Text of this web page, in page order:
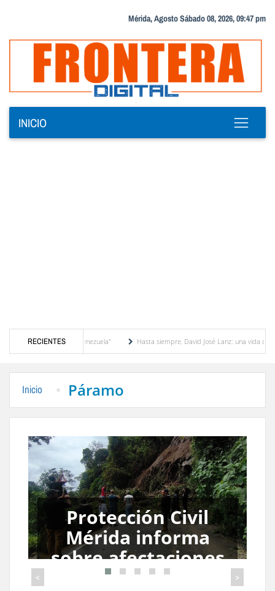
Mérida, Agosto Sábado 08, 2026, 09:47 pm
INICIO
RECIENTES
Hasta siempre, David José Lanz: una vida dedicada con pasión al micrófono y a la gente
Inicio Páramo
Deslizamiento de
tierra bloquea paso
vial entre Barinas y
Mérida
< >